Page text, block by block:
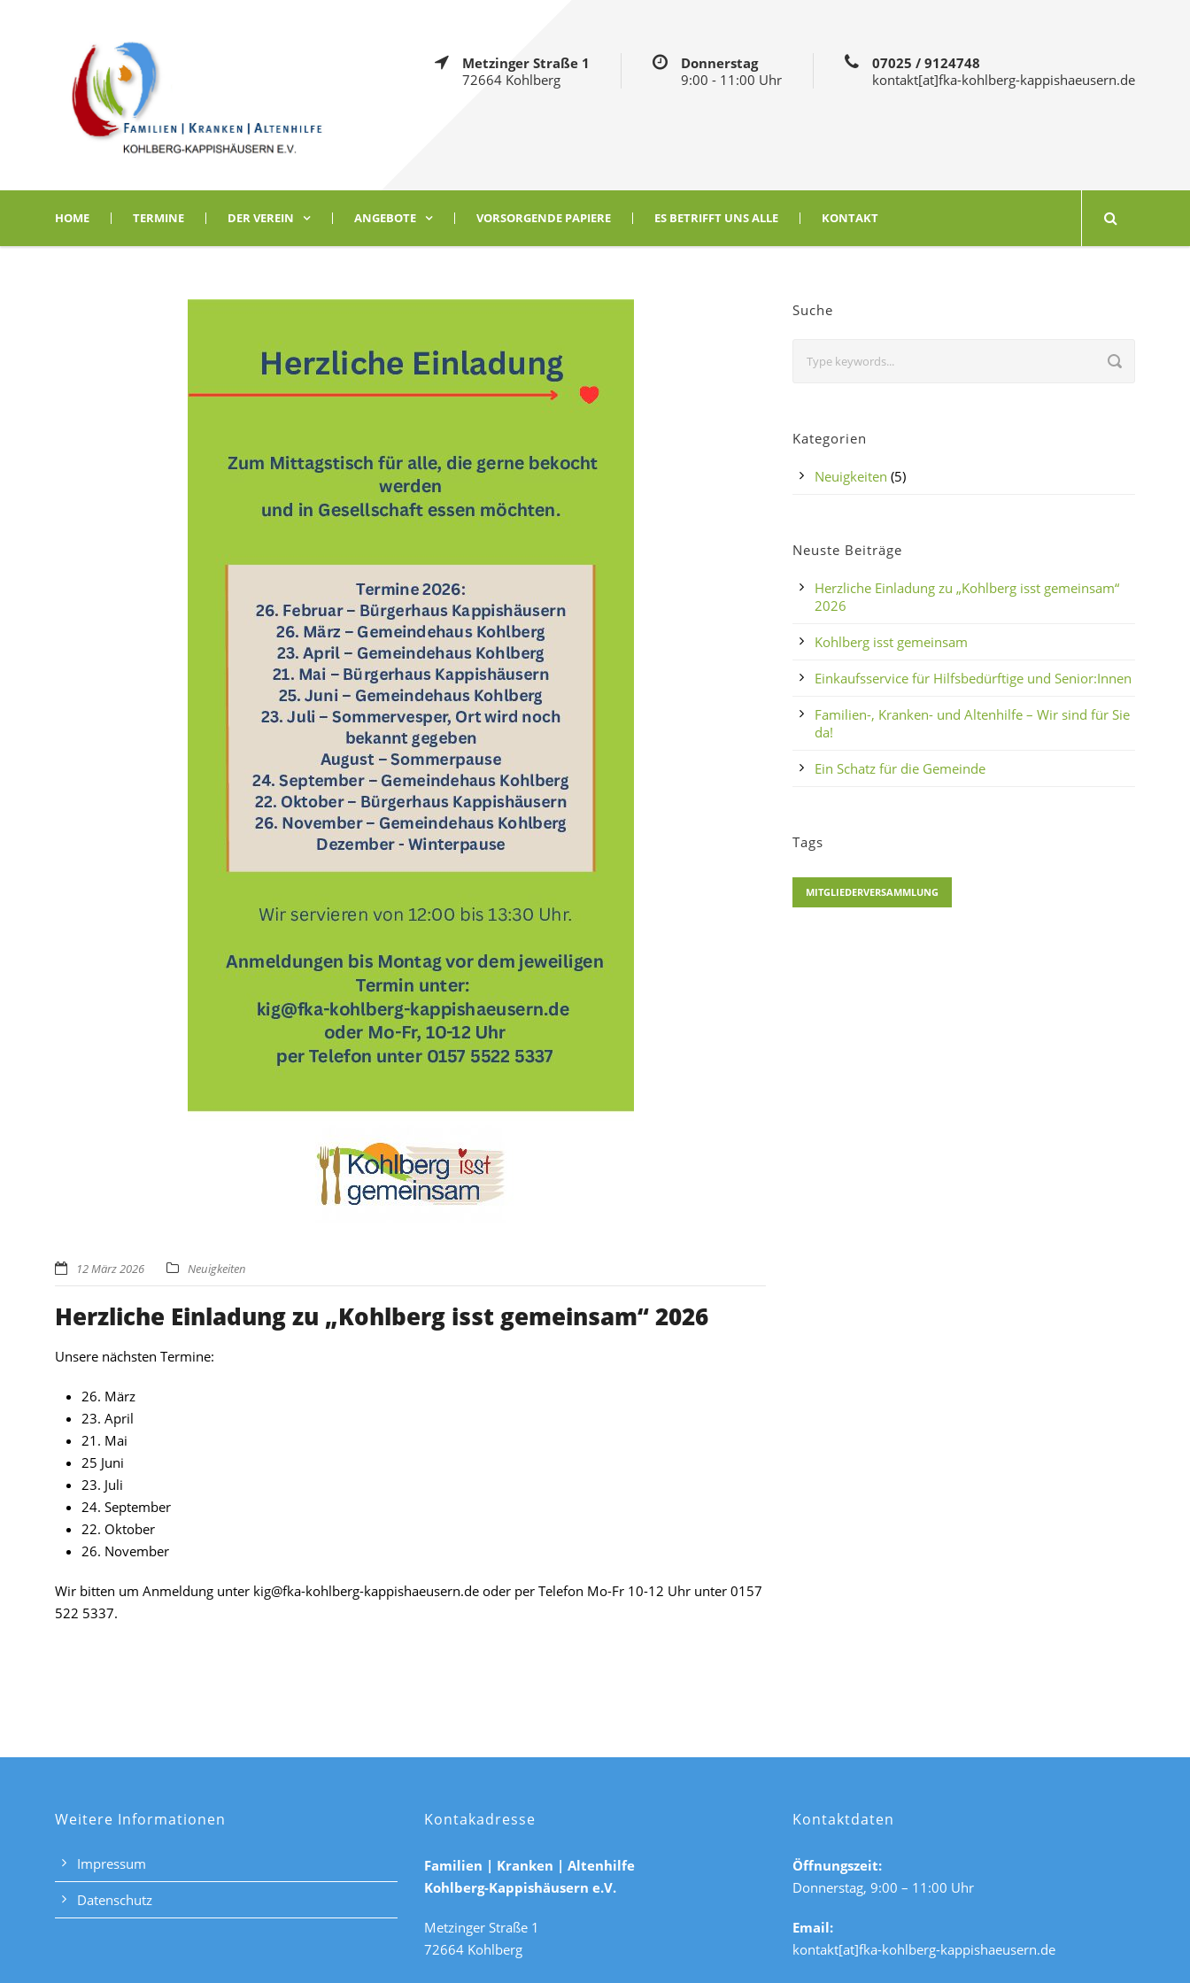
Metzinger Straße 1
72664 Kohlberg
Donnerstag
9:00 - 11:00 Uhr
07025 / 9124748
kontakt[at]fka-kohlberg-kappishaeusern.de
HOME TERMINE DER VEREIN ANGEBOTE VORSORGENDE PAPIERE ES BETRIFFT UNS ALLE KONTAKT
12 März 2026 Neuigkeiten
Herzliche Einladung zu „Kohlberg isst gemeinsam“ 2026
Unsere nächsten Termine:
26. März
23. April
21. Mai
25 Juni
23. Juli
24. September
22. Oktober
26. November
Wir bitten um Anmeldung unter kig@fka-kohlberg-kappishaeusern.de oder per Telefon Mo-Fr 10-12 Uhr unter 0157
522 5337.
Suche
Kategorien
Neuigkeiten (5)
Neuste Beiträge
Herzliche Einladung zu „Kohlberg isst gemeinsam“
2026
Kohlberg isst gemeinsam
Einkaufsservice für Hilfsbedürftige und Senior:Innen
Familien-, Kranken- und Altenhilfe – Wir sind für Sie
da!
Ein Schatz für die Gemeinde
Tags
MITGLIEDERVERSAMMLUNG
Weitere Informationen
Impressum
Datenschutz
Kontakadresse
Familien | Kranken | Altenhilfe
Kohlberg-Kappishäusern e.V.
Metzinger Straße 1
72664 Kohlberg
Kontaktdaten
Öffnungszeit:
Donnerstag, 9:00 – 11:00 Uhr
Email:
kontakt[at]fka-kohlberg-kappishaeusern.de